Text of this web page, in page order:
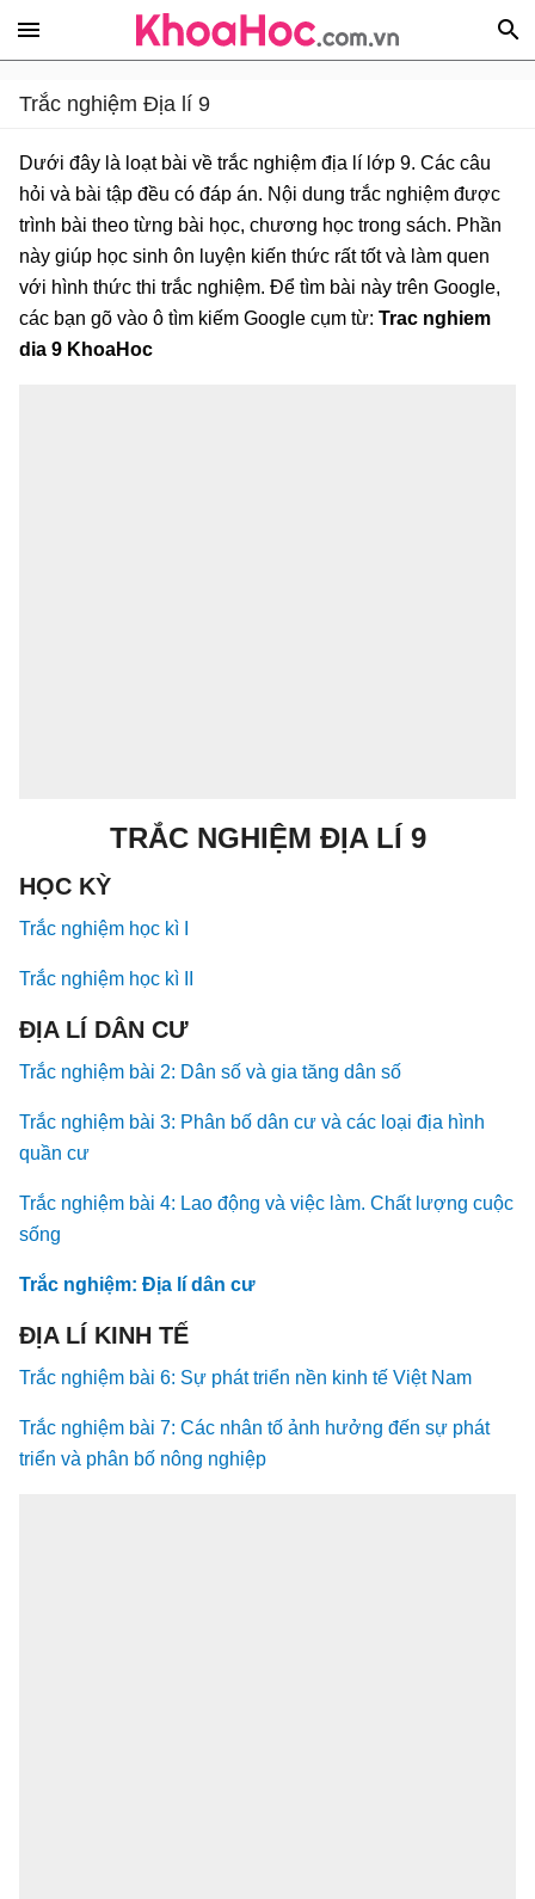
Trắc nghiệm Địa lí 9
Dưới đây là loạt bài về trắc nghiệm địa lí lớp 9. Các câu
hỏi và bài tập đều có đáp án. Nội dung trắc nghiệm được
trình bài theo từng bài học, chương học trong sách. Phần
này giúp học sinh ôn luyện kiến thức rất tốt và làm quen
với hình thức thi trắc nghiệm. Để tìm bài này trên Google,
các bạn gõ vào ô tìm kiếm Google cụm từ: Trac nghiem
dia 9 KhoaHoc
TRẮC NGHIỆM ĐỊA LÍ 9
HỌC KỲ
Trắc nghiệm học kì I
Trắc nghiệm học kì II
ĐỊA LÍ DÂN CƯ
Trắc nghiệm bài 2: Dân số và gia tăng dân số
Trắc nghiệm bài 3: Phân bố dân cư và các loại địa hình
quần cư
Trắc nghiệm bài 4: Lao động và việc làm. Chất lượng cuộc
sống
Trắc nghiệm: Địa lí dân cư
ĐỊA LÍ KINH TẾ
Trắc nghiệm bài 6: Sự phát triển nền kinh tế Việt Nam
Trắc nghiệm bài 7: Các nhân tố ảnh hưởng đến sự phát
triển và phân bố nông nghiệp